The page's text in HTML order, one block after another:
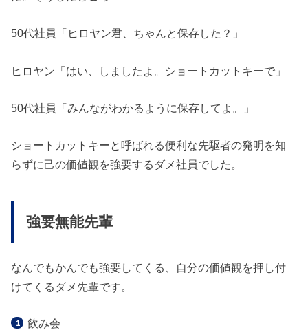
50代社員「ヒロヤン君、ちゃんと保存した？」
ヒロヤン「はい、しましたよ。ショートカットキーで」
50代社員「みんながわかるように保存してよ。」
ショートカットキーと呼ばれる便利な先駆者の発明を知
らずに己の価値観を強要するダメ社員でした。
強要無能先輩
なんでもかんでも強要してくる、自分の価値観を押し付
けてくるダメ先輩です。
飲み会